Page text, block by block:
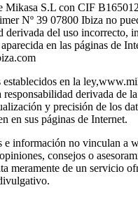
Mikasa S.L con CIF
Nº 39 07800 Ibiza no
derivada del uso incorrecto,
en las páginas de
en la
responsabilidad derivada de
y precisión de los
en sus páginas de Internet.
e información no vinculan a
consejos o
meramente de un servicio